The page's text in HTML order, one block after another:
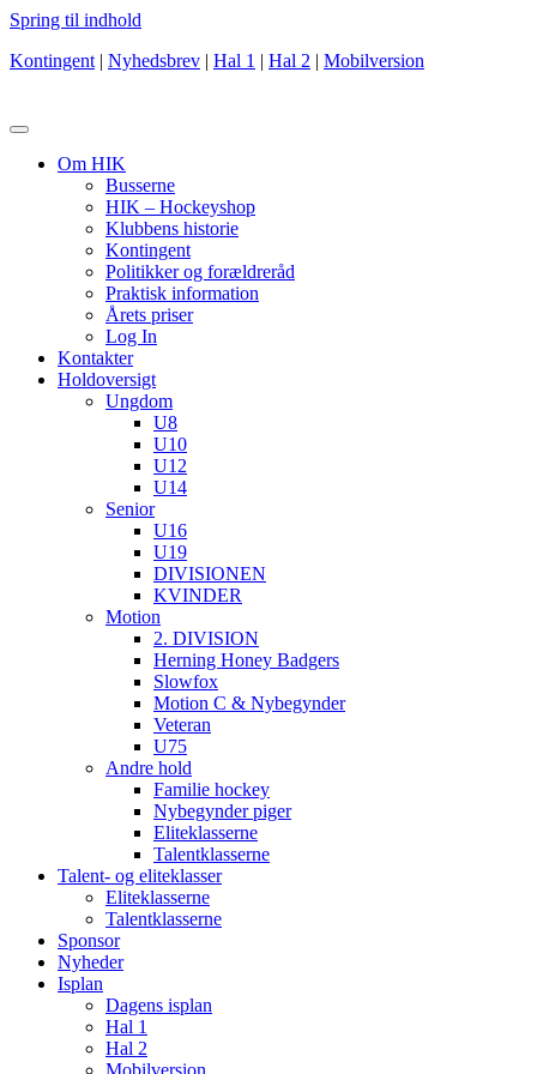
Spring til indhold
Kontingent | Nyhedsbrev | Hal 1 | Hal 2 | Mobilversion
Om HIK
Busserne
HIK – Hockeyshop
Klubbens historie
Kontingent
Politikker og forældreråd
Praktisk information
Årets priser
Log In
Kontakter
Holdoversigt
Ungdom
U8
U10
U12
U14
Senior
U16
U19
DIVISIONEN
KVINDER
Motion
2. DIVISION
Herning Honey Badgers
Slowfox
Motion C & Nybegynder
Veteran
U75
Andre hold
Familie hockey
Nybegynder piger
Eliteklasserne
Talentklasserne
Talent- og eliteklasser
Eliteklasserne
Talentklasserne
Sponsor
Nyheder
Isplan
Dagens isplan
Hal 1
Hal 2
Mobilversion